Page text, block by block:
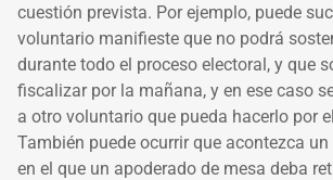
cuestión prevista. Por ejemplo, puede
voluntario manifieste que no podrá
durante todo el proceso electoral, y que
fiscalizar por la mañana, y en ese caso
a otro voluntario que pueda hacerlo por
También puede ocurrir que acontezca
en el que un apoderado de mesa deba